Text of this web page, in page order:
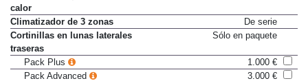
Climatización por bomba de
calor
Climatizador de 3 zonas
De serie
Cortinillas en lunas laterales
traseras
Pack Plus
1.000 €